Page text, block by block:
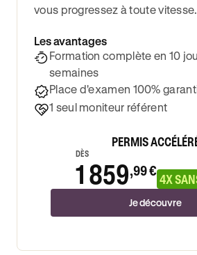
vous progressez à toute vitesse.
Les avantages
Formation complète en 10
semaines
Place d'examen 100%
1 seul moniteur référent
PERMIS
DÈS
1 859,99 €
4X
Je découvre